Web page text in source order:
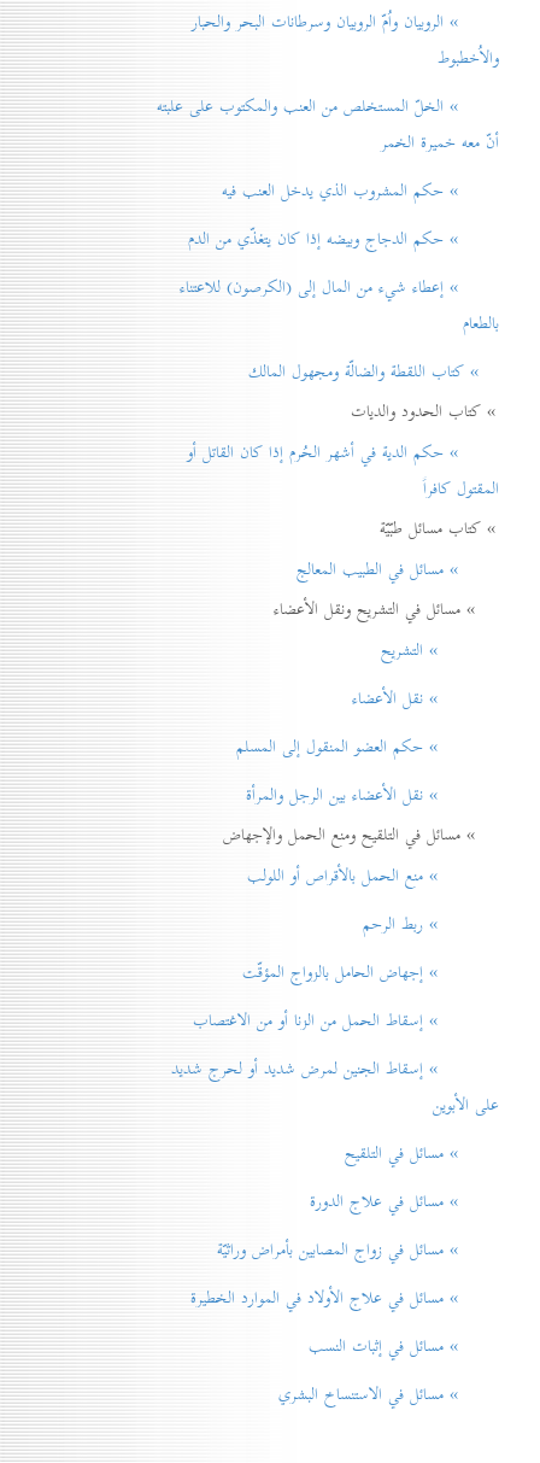
» الروبيان واُمّ الروبيان وسرطانات البحر والحبار
والاُخطبوط
» الخلّ المستخلص من العنب والمكتوب على علبته
أنّ معه خميرة الخمر
» حكم المشروب الذي يدخل العنب فيه
» حكم الدجاج وبيضه إذا كان يتغذّي من الدم
» إعطاء شيء من المال إلی (الكرصون) للاعتناء
بالطعام
» كتاب اللقطة والضالّة ومجهول المالك
» كتاب الحدود والديات
» حكم الدية في أشهر الحُرم إذا كان القاتل أو
المقتول كافراً
» كتاب مسائل طبّيّة
» مسائل في الطبيب المعالج
» مسائل في التشريح ونقل الأعضاء
» التشريح
» نقل الأعضاء
» حكم العضو المنقول إلی المسلم
» نقل الأعضاء بين الرجل والمرأة
» مسائل في التلقيح ومنع الحمل والإجهاض
» منع الحمل بالأقراص أو اللولب
» ربط الرحم
» إجهاض الحامل بالزواج المؤقّت
» إسقاط الحمل من الزنا أو من الاغتصاب
» إسقاط الجنين لمرض شديد أو لحرج شديد
على الأبوين
» مسائل في التلقيح
» مسائل في علاج الدورة
» مسائل في زواج المصابين بأمراض وراثيّة
» مسائل في علاج الأولاد في الموارد الخطيرة
» مسائل في إثبات النسب
» مسائل في الاستنساخ البشري